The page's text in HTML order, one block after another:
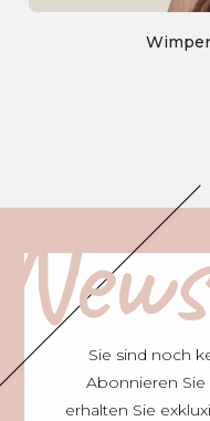
Sie sind noch
Abonnieren
erhalten Sie